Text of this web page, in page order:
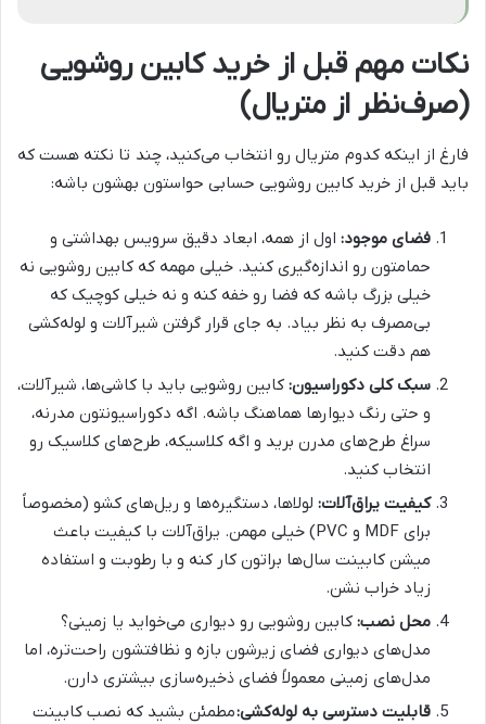
نکات مهم قبل از خرید کابین روشویی
(صرف‌نظر از متریال)
فارغ از اینکه کدوم متریال رو انتخاب می‌کنید، چند تا نکته هست که
باید قبل از خرید کابین روشویی حسابی حواستون بهشون باشه:
فضای موجود: اول از همه، ابعاد دقیق سرویس بهداشتی و
حمامتون رو اندازه‌گیری کنید. خیلی مهمه که کابین روشویی نه
خیلی بزرگ باشه که فضا رو خفه کنه و نه خیلی کوچیک که
بی‌مصرف به نظر بیاد. به جای قرار گرفتن شیرآلات و لوله‌کشی
هم دقت کنید.
سبک کلی دکوراسیون: کابین روشویی باید با کاشی‌ها، شیرآلات،
و حتی رنگ دیوارها هماهنگ باشه. اگه دکوراسیونتون مدرنه،
سراغ طرح‌های مدرن برید و اگه کلاسیکه، طرح‌های کلاسیک رو
انتخاب کنید.
کیفیت یراق‌آلات: لولاها، دستگیره‌ها و ریل‌های کشو (مخصوصاً
برای MDF و PVC) خیلی مهمن. یراق‌آلات با کیفیت باعث
میشن کابینت سال‌ها براتون کار کنه و با رطوبت و استفاده
زیاد خراب نشن.
محل نصب: کابین روشویی رو دیواری می‌خواید یا زمینی؟
مدل‌های دیواری فضای زیرشون بازه و نظافتشون راحت‌تره، اما
مدل‌های زمینی معمولاً فضای ذخیره‌سازی بیشتری دارن.
قابلیت دسترسی به لوله‌کشی:مطمئن بشید که نصب کابینت